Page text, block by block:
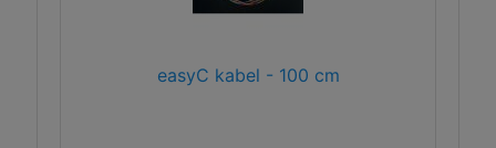
easyC kabel - 100 cm